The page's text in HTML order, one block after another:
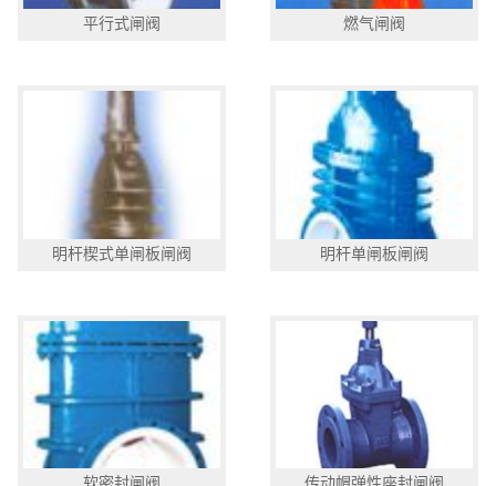
平行式闸阀 燃气闸阀
明杆楔式单闸板闸阀 明杆单闸板闸阀